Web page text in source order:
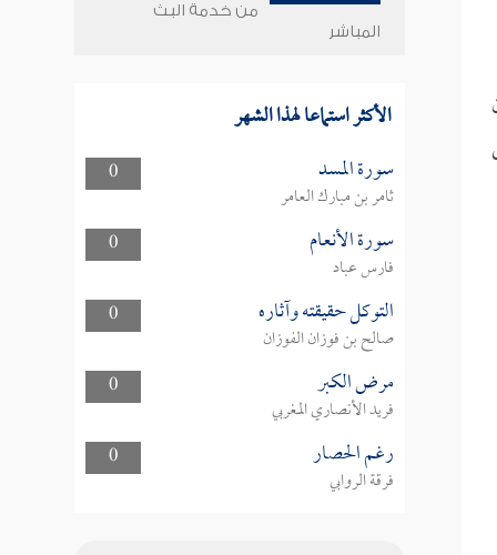
من خدمة البث
المباشر
الأكثر استماعا لهذا الشهر
0 سورة المسد
ثامر بن مبارك العامر
0
سورة الأنعام
فارس عباد
0
التوكل حقيقته وآثاره
صالح بن فوزان الفوزان
0
مرض الكبر
فريد الأنصاري المغربي
0
رغم الحصار
فرقة الروابي